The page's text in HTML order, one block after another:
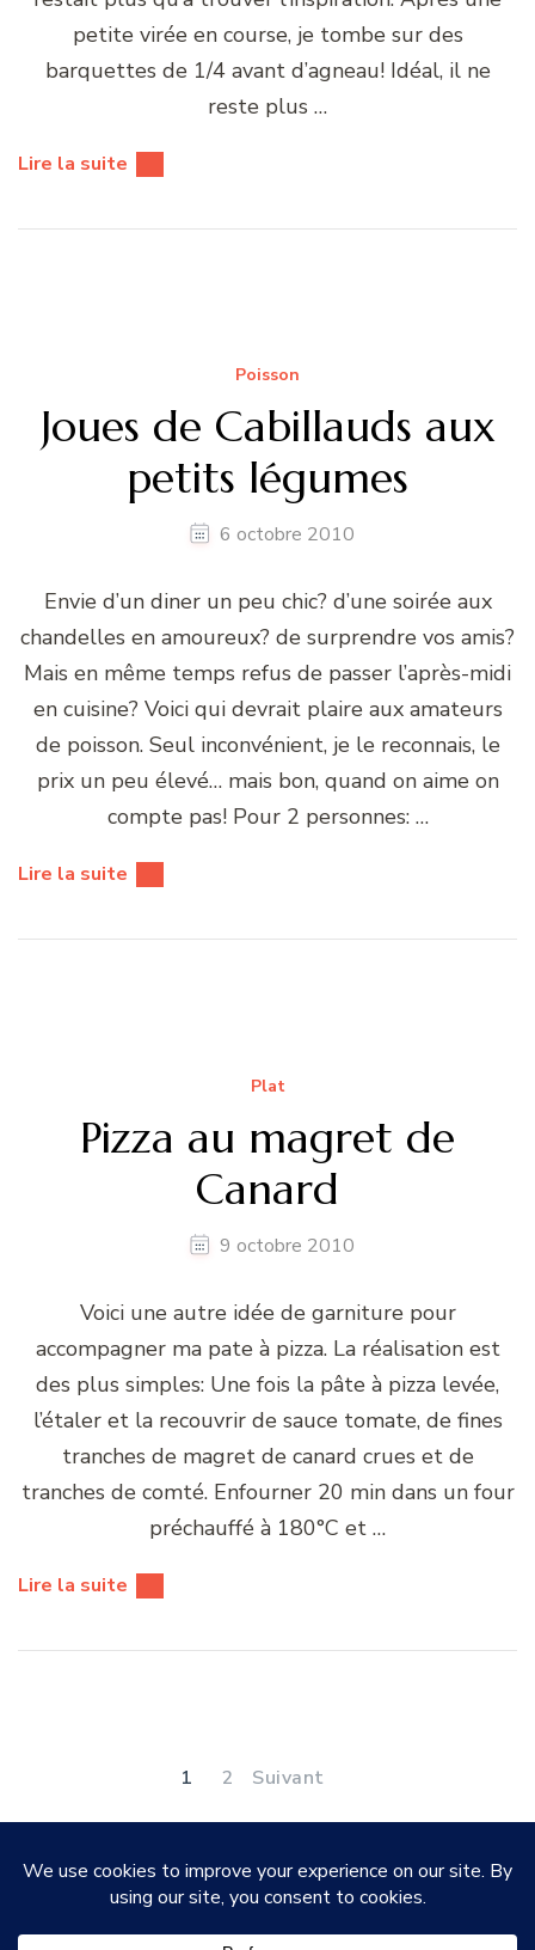
petite virée en course, je tombe sur des
barquettes de 1/4 avant d’agneau! Idéal, il ne
reste plus …
Lire la suite
Poisson
Joues de Cabillauds aux
petits légumes
6 octobre 2010
Envie d’un diner un peu chic? d’une soirée aux
chandelles en amoureux? de surprendre vos amis?
Mais en même temps refus de passer l’après-midi
en cuisine? Voici qui devrait plaire aux amateurs
de poisson. Seul inconvénient, je le reconnais, le
prix un peu élevé… mais bon, quand on aime on
compte pas! Pour 2 personnes: …
Lire la suite
Plat
Pizza au magret de
Canard
9 octobre 2010
Voici une autre idée de garniture pour
accompagner ma pate à pizza. La réalisation est
des plus simples: Une fois la pâte à pizza levée,
l’étaler et la recouvrir de sauce tomate, de fines
tranches de magret de canard crues et de
tranches de comté. Enfourner 20 min dans un four
préchauffé à 180°C et …
Lire la suite
publicationsPAGE
1 PAGE
2 Suivant